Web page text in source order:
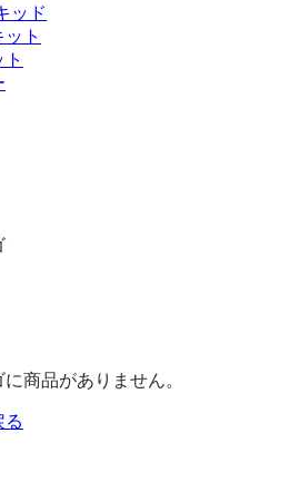
ッド
ト
商品がありません。
る